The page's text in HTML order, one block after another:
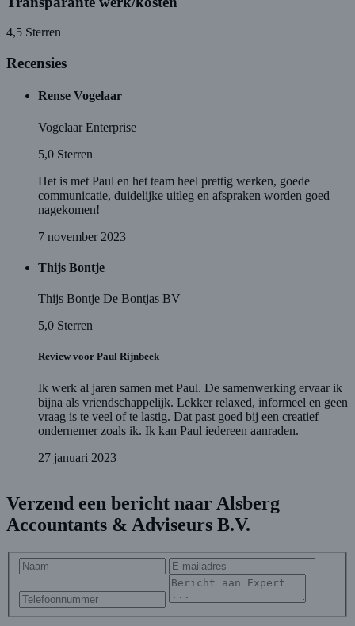
4,5 Sterren
Recensies
Rense Vogelaar
Vogelaar Enterprise
5,0 Sterren
Het is met Paul en het team heel prettig werken, goede
communicatie, duidelijke uitleg en afspraken worden goed
nagekomen!
7 november 2023
Thijs Bontje
Thijs Bontje De Bontjas BV
5,0 Sterren
Review voor Paul Rijnbeek
Ik werk al jaren samen met Paul. De samenwerking ervaar ik
bijna als vriendschappelijk. Lekker relaxed, informeel en geen
vraag is te veel of te lastig. Dat past goed bij een creatief
ondernemer zoals ik. Ik kan Paul iedereen aanraden.
27 januari 2023
Verzend een bericht naar Alsberg
Accountants & Adviseurs B.V.